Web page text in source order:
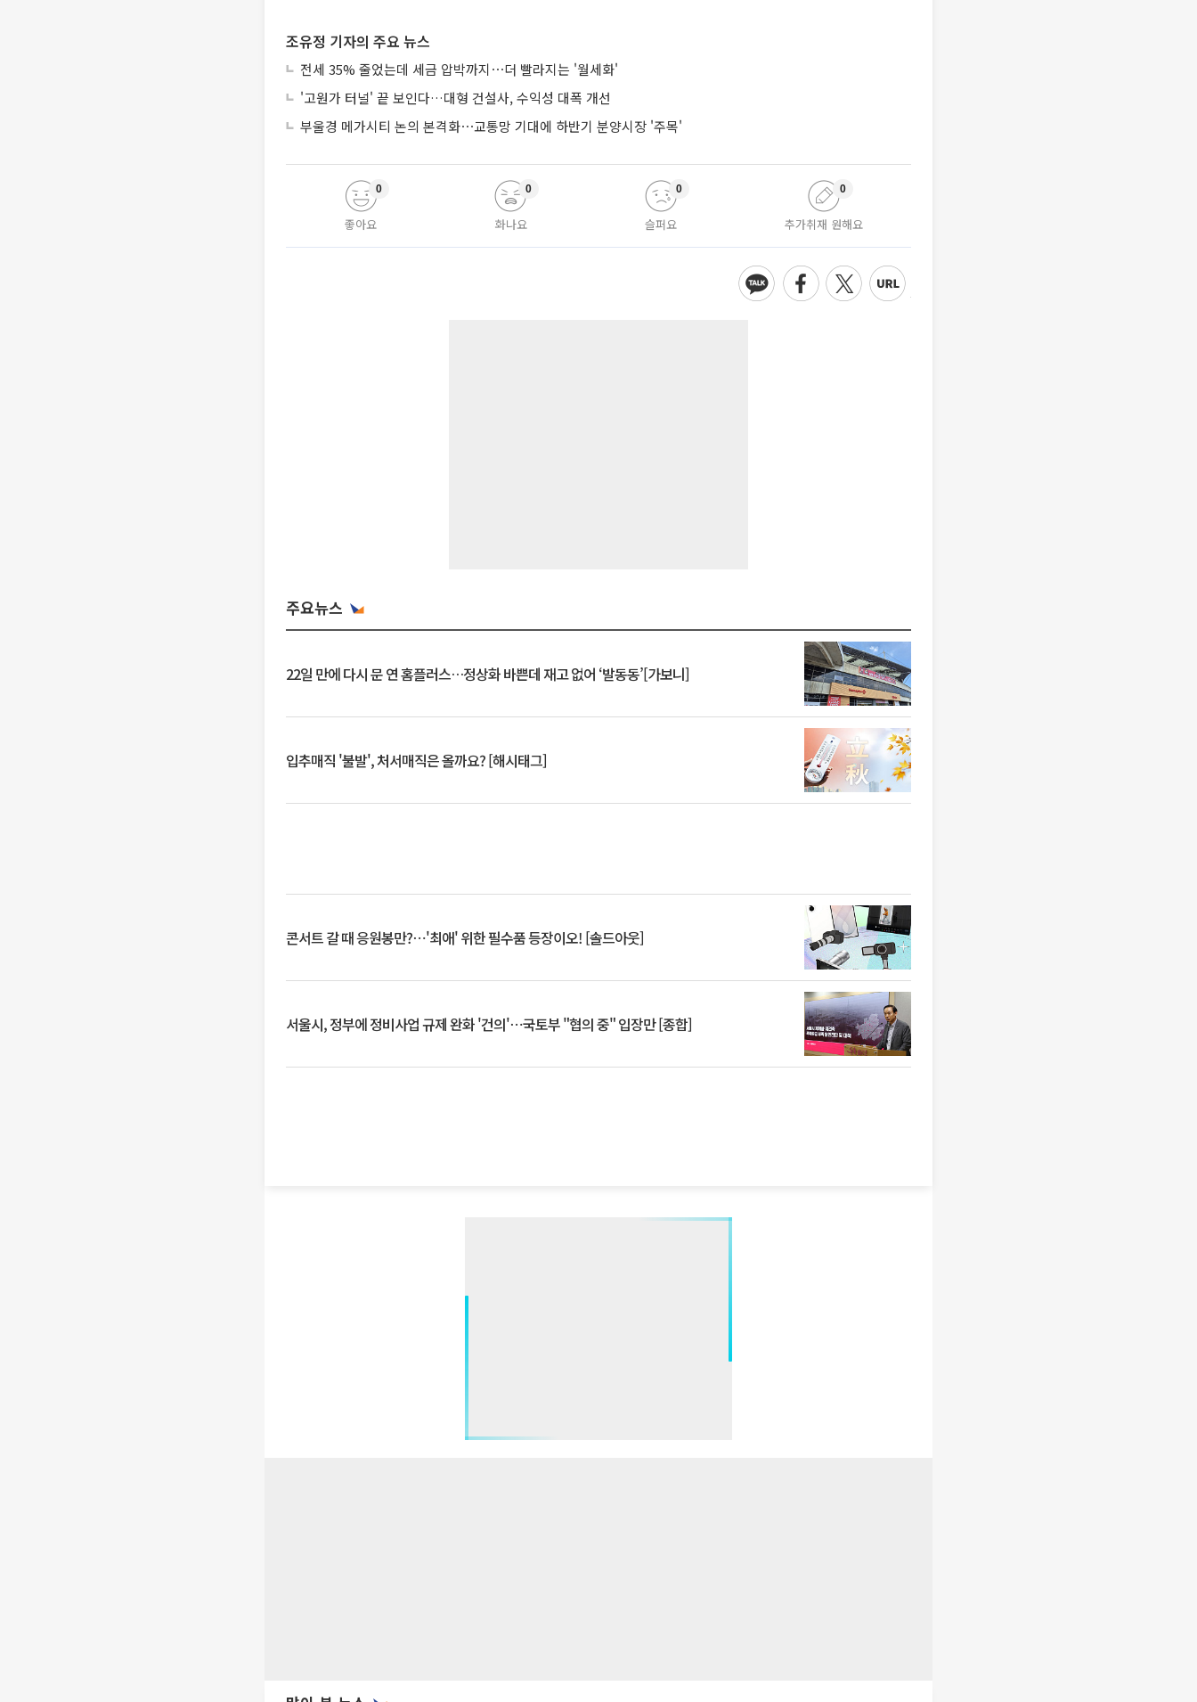
조유정 기자의 주요 뉴스
전세 35% 줄었는데 세금 압박까지⋯더 빨라지는 '월세화'
'고원가 터널' 끝 보인다…대형 건설사, 수익성 대폭 개선
부울경 메가시티 논의 본격화⋯교통망 기대에 하반기 분양시장 '주목'
좋아요
0
화나요
0
슬퍼요
0
추가취재 원해요
0
주요뉴스
22일 만에 다시 문 연 홈플러스…정상화 바쁜데 재고 없어 ‘발동동’[가보니]
입추매직 '불발', 처서매직은 올까요? [해시태그]
콘서트 갈 때 응원봉만?⋯'최애' 위한 필수품 등장이오! [솔드아웃]
서울시, 정부에 정비사업 규제 완화 '건의'⋯국토부 "협의 중" 입장만 [종합]